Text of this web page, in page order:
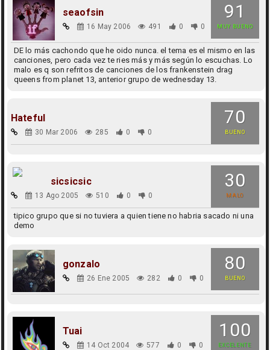
91
MUY BUENO
seaofsin
16 May 2006 491 0 0
DE lo más cachondo que he oido nunca. el tema es el mismo en las
canciones, pero cada vez te ries más y más según lo escuchas. Lo
malo es q son refritos de canciones de los frankenstein drag
queens from planet 13, anterior grupo de wednesday 13.
70
BUENO
Hateful
30 Mar 2006 285 0 0
30
MALO
sicsicsic
13 Ago 2005 510 0 0
tipico grupo que si no tuviera a quien tiene no habria sacado ni una
demo
80
BUENO
gonzalo
26 Ene 2005 282 0 0
100
EXCELENTE
Tuai
14 Oct 2004 577 0 0